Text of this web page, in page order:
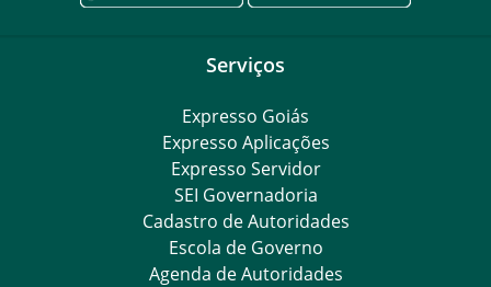
Serviços
Expresso Goiás
Expresso Aplicações
Expresso Servidor
SEI Governadoria
Cadastro de Autoridades
Escola de Governo
Agenda de Autoridades